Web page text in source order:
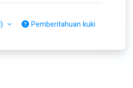
Pemberitahuan kuki